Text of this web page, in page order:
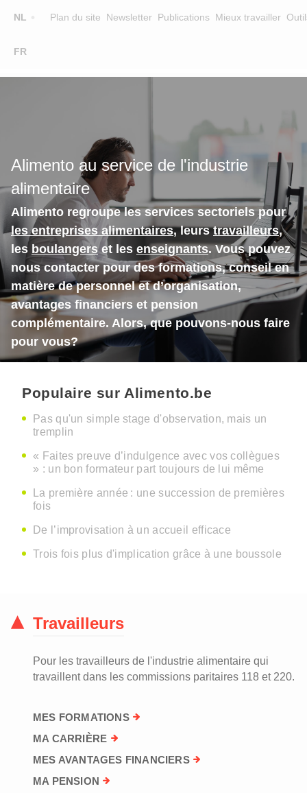
NL
FR
Plan du site Newsletter Publications Mieux travailler
Main
EQUIPE
CONTACT
Alimento au service de l'industrie
alimentaire
Alimento regroupe les services sectoriels pour
les entreprises alimentaires, leurstravailleurs,
les boulangerset les enseignants. Vous pouvez
nous contacter pour des formations, conseil en
matière de personnel et d’organisation,
avantages financiers et pension
complémentaire. Alors, que pouvons-nous faire
pour vous?
Populaire sur Alimento.be
Pas qu'un simple stage d'observation, mais un
tremplin
« Faites preuve d’indulgence avec vos collègues
» : un bon formateur part toujours de lui même
La première année : une succession de premières
fois
De l’improvisation à un accueil efficace
Trois fois plus d'implication grâce à une boussole
Travailleurs
Pour les travailleurs de l'industrie alimentaire qui
travaillent dans les commissions paritaires 118 et 220.
MES FORMATIONS
MA CARRIÈRE
MES AVANTAGES FINANCIERS
MA PENSION